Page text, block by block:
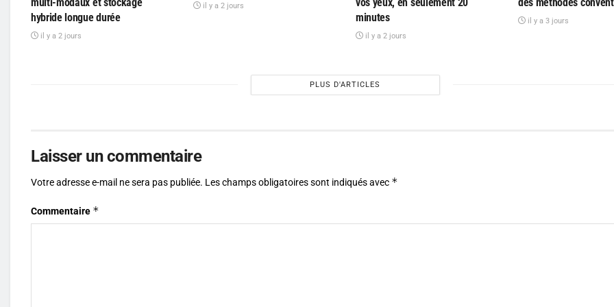
hybride longue durée
il y a 2 jours
il y a 2 jours
minutes
il y a 2 jours
il y a 3 jours
PLUS D'ARTICLES
Laisser un commentaire
Votre adresse e-mail ne sera pas publiée. Les champs obligatoires sont indiqués avec *
Commentaire *